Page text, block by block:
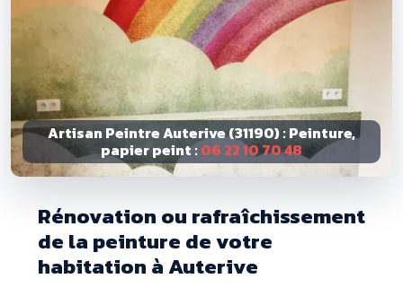
Artisan Peintre Auterive (31190) : Peinture,
papier peint :06 22 10 70 48
Rénovation ou rafraîchissement
de la peinture de votre
habitation à Auterive